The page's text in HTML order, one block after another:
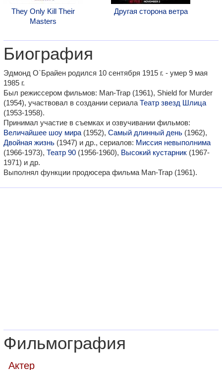
They Only Kill Their
Masters
Другая сторона ветра
Биография
Эдмонд О`Брайен родился 10 сентября 1915 г. - умер 9 мая
1985 г.
Был режиссером фильмов: Man-Trap (1961), Shield for Murder
(1954), участвовал в создании сериала Театр звезд Шлица
(1953-1958).
Принимал участие в съемках и озвучивании фильмов:
Величайшее шоу мира (1952), Самый длинный день (1962),
Двойная жизнь (1947) и др., сериалов: Миссия невыполнима
(1966-1973), Театр 90 (1956-1960), Высокий кустарник (1967-
1971) и др.
Выполнял функции продюсера фильма Man-Trap (1961).
Фильмография
Актер